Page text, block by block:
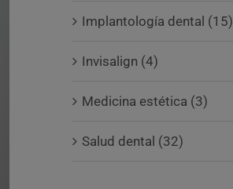
Implantología dental (15)
Invisalign (4)
Medicina estética (3)
Salud dental (32)